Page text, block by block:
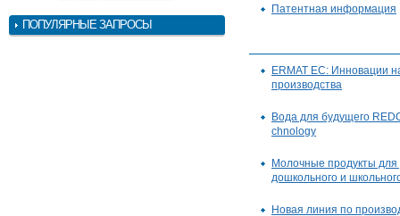
ПОПУЛЯРНЫЕ ЗАПРОСЫ
Патентная информация
ERMAT EC: Инновации
производства
Вода для будущего
chnology
Молочные продукты для
дошкольного и
Новая линия по